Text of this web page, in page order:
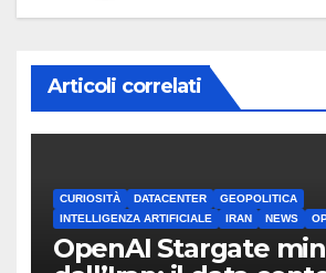
Articoli correlati
CURIOSITÀ DATACENTER
GEOPOLITICA
INTELLIGENZA ARTIFICIALE
IRAN NEWS
OpenAI Stargate